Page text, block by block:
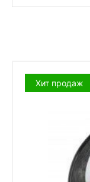
Хит продаж